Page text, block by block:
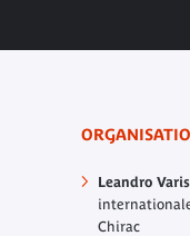
Leandro
Chirac